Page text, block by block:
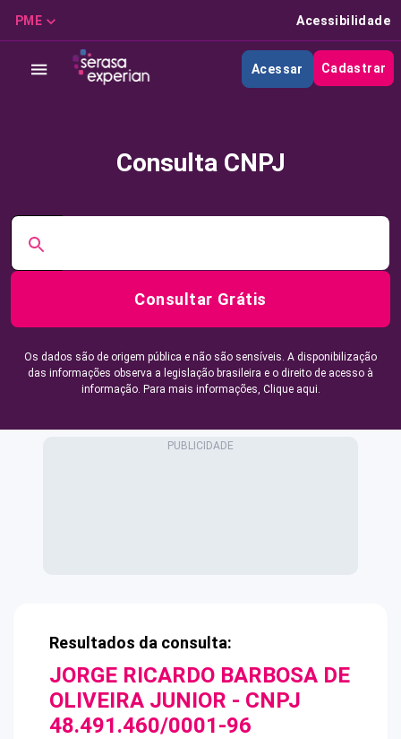
PME Acessibilidade
Acessar Cadastrar
Consulta CNPJ
Consultar Grátis
Os dados são de origem pública e não são sensíveis. A disponibilização
das informações observa a legislação brasileira e o direito de acesso à
informação. Para mais informações, Clique aqui.
Resultados da consulta:
JORGE RICARDO BARBOSA DE
OLIVEIRA JUNIOR - CNPJ
48.491.460/0001-96